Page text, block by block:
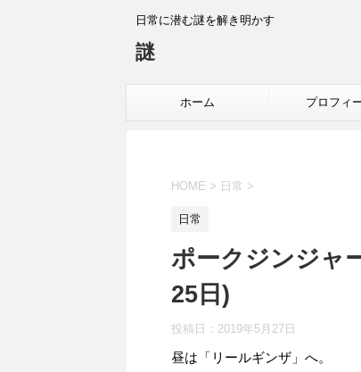
日常に潜む謎を解き明かす
謎
ホーム プロフィ
HOME > 日常 >
日常
ポークジンジャ
25日)
投稿日： 2019年5月27日
昼は「リールギンザ」へ。